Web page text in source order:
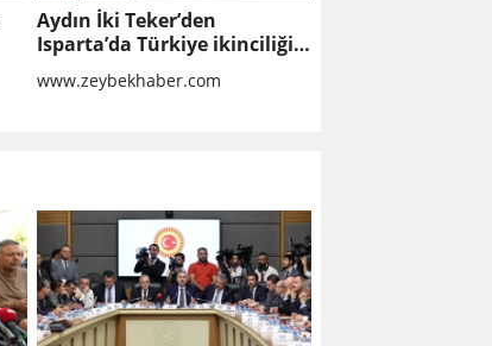
Aydın İki Teker’den
Isparta’da Türkiye ikinciliği
Ömer Altuntaş, sporcuları
tebrik etti
www.zeybekhaber.com